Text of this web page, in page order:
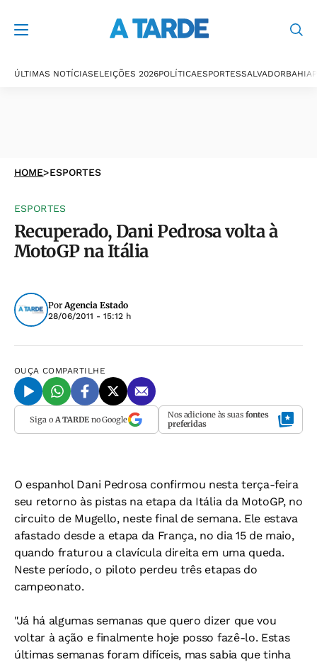
ÚLTIMAS NOTÍCIASELEIÇÕES 2026POLÍTICAESPORTESSALVADORBAHIA
HOME>ESPORTES
ESPORTES
Recuperado, Dani Pedrosa volta à
MotoGP na Itália
PorAgencia Estado
28/06/2011 - 15:12 h
OUÇA COMPARTILHE
Siga o A TARDEno Google Nos adicione às suas fontes
preferidas
O espanhol Dani Pedrosa confirmou nesta terça-feira
seu retorno às pistas na etapa da Itália da MotoGP, no
circuito de Mugello, neste final de semana. Ele estava
afastado desde a etapa da França, no dia 15 de maio,
quando fraturou a clavícula direita em uma queda.
Neste período, o piloto perdeu três etapas do
campeonato.
"Já há algumas semanas que quero dizer que vou
voltar à ação e finalmente hoje posso fazê-lo. Estas
últimas semanas foram difíceis, mas sabia que tinha